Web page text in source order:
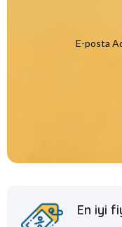
E-posta
En iyi